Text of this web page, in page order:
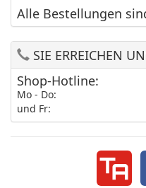
Alle Bestellungen
SIE ERREICHEN
Shop-Hotline:
Mo - Do:
und Fr: